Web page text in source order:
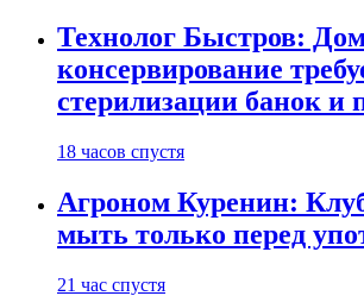
Технолог Быстров:
консервирование
стерилизации банок и
18 часов спустя
Агроном Куренин:
мыть только перед
21 час спустя